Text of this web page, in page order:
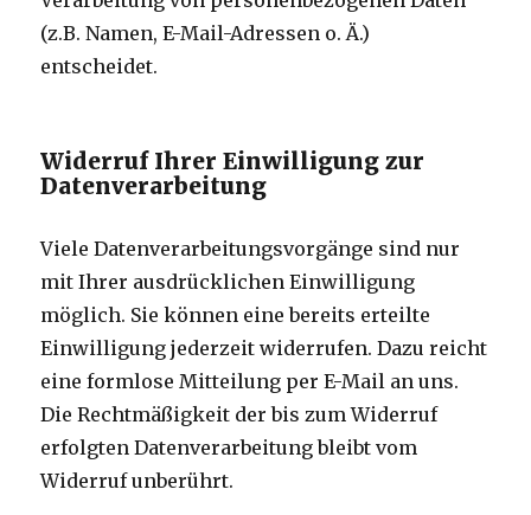
(z.B. Namen, E-Mail-Adressen o. Ä.)
entscheidet.
Widerruf Ihrer Einwilligung zur
Datenverarbeitung
Viele Datenverarbeitungsvorgänge sind nur
mit Ihrer ausdrücklichen Einwilligung
möglich. Sie können eine bereits erteilte
Einwilligung jederzeit widerrufen. Dazu reicht
eine formlose Mitteilung per E-Mail an uns.
Die Rechtmäßigkeit der bis zum Widerruf
erfolgten Datenverarbeitung bleibt vom
Widerruf unberührt.